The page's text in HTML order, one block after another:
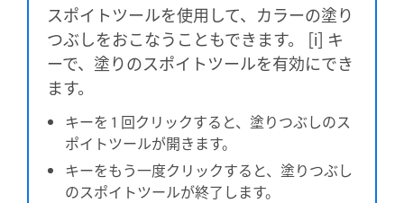
スポイトツールを使用して、カラーの塗り
つぶしをおこなうこともできます。 [i] キ
ーで、塗りのスポイトツールを有効にでき
ます。
キーを 1 回クリックすると、塗りつぶしのス
ポイトツールが開きます。
キーをもう一度クリックすると、塗りつぶし
のスポイトツールが終了します。